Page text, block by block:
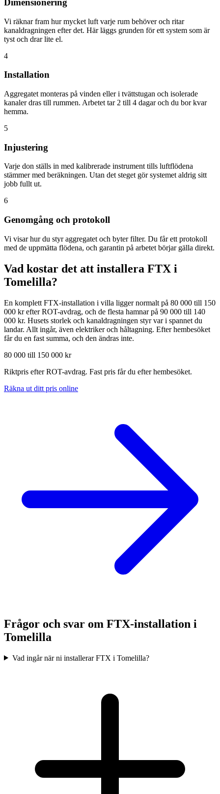
Dimensionering
Vi räknar fram hur mycket luft varje rum behöver och ritar
kanaldragningen efter det. Här läggs grunden för ett system som är
tyst och drar lite el.
4
Installation
Aggregatet monteras på vinden eller i tvättstugan och isolerade
kanaler dras till rummen. Arbetet tar 2 till 4 dagar och du bor kvar
hemma.
5
Injustering
Varje don ställs in med kalibrerade instrument tills luftflödena
stämmer med beräkningen. Utan det steget gör systemet aldrig sitt
jobb fullt ut.
6
Genomgång och protokoll
Vi visar hur du styr aggregatet och byter filter. Du får ett protokoll
med de uppmätta flödena, och garantin på arbetet börjar gälla direkt.
Vad kostar det att installera FTX i
Tomelilla?
En komplett FTX-installation i villa ligger normalt på 80 000 till 150
000 kr efter ROT-avdrag, och de flesta hamnar på 90 000 till 140
000 kr. Husets storlek och kanaldragningen styr var i spannet du
landar. Allt ingår, även elektriker och håltagning. Efter hembesöket
får du en fast summa, och den ändras inte.
80 000 till 150 000 kr
Riktpris efter ROT-avdrag. Fast pris får du efter hembesöket.
Räkna ut ditt pris online
Frågor och svar om FTX-installation i
Tomelilla
Vad ingår när ni installerar FTX i Tomelilla?